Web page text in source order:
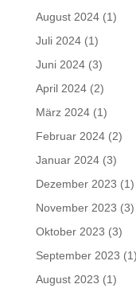
August 2024(1)
Juli 2024(1)
Juni 2024(3)
April 2024(2)
März 2024(1)
Februar 2024(2)
Januar 2024(3)
Dezember 2023 (1)
November 2023 (3)
Oktober 2023 (3)
September 2023 (1)
August 2023 (1)